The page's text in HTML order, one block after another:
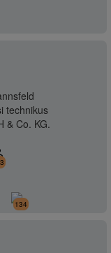
technikus
& Co. KG.
134